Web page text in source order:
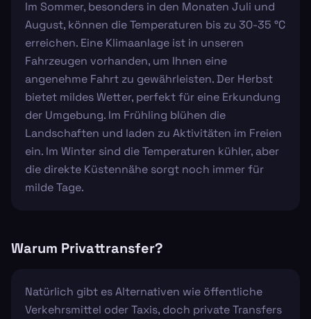
Im Sommer, besonders in den Monaten Juli und
August, können die Temperaturen bis zu 30-35 °C
erreichen. Eine Klimaanlage ist in unseren
Fahrzeugen vorhanden, um Ihnen eine
angenehme Fahrt zu gewährleisten. Der Herbst
bietet mildes Wetter, perfekt für eine Erkundung
der Umgebung. Im Frühling blühen die
Landschaften und laden zu Aktivitäten im Freien
ein. Im Winter sind die Temperaturen kühler, aber
die direkte Küstennähe sorgt noch immer für
milde Tage.
Warum Privattransfer?
Natürlich gibt es Alternativen wie öffentliche
Verkehrsmittel oder Taxis, doch private Transfers